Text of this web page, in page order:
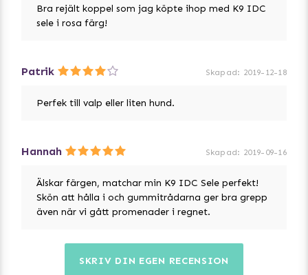
Bra rejält koppel som jag köpte ihop med K9 IDC
sele i rosa färg!
Patrik Skapad: 2019-12-18
Perfek till valp eller liten hund.
Hannah Skapad: 2019-09-16
Älskar färgen, matchar min K9 IDC Sele perfekt!
Skön att hålla i och gummitrådarna ger bra grepp
även när vi gått promenader i regnet.
SKRIV DIN EGEN RECENSION